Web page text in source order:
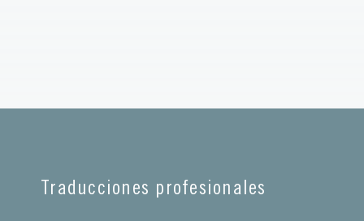
Traducciones profesionales